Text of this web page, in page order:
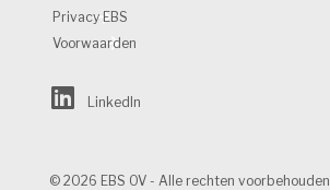
Privacy EBS
Voorwaarden
LinkedIn
© 2026 EBS OV - Alle rechten voorbehouden